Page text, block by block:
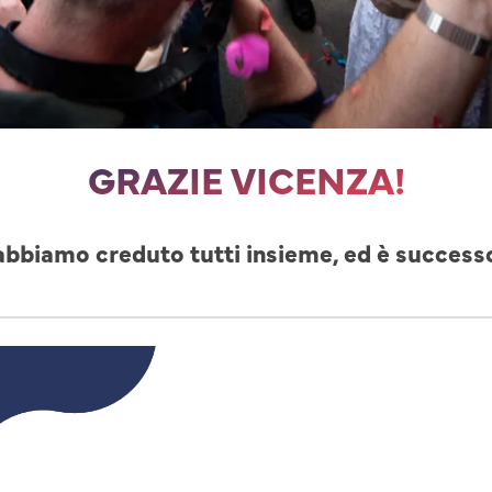
GRAZIE VICENZA!
creduto tutti insieme, ed è